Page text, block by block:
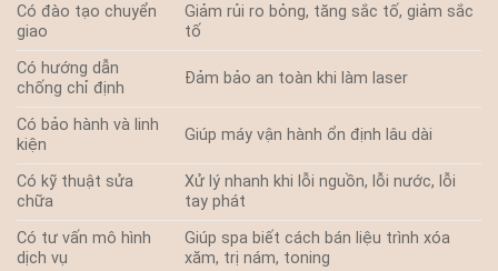
Có đào tạo chuyển
giao
Giảm rủi ro bỏng, tăng sắc tố, giảm sắc
tố
Có hướng dẫn
chống chỉ định
Đảm bảo an toàn khi làm laser
Có bảo hành và linh
kiện
Giúp máy vận hành ổn định lâu dài
Có kỹ thuật sửa
chữa
Xử lý nhanh khi lỗi nguồn, lỗi nước, lỗi
tay phát
Có tư vấn mô hình
dịch vụ
Giúp spa biết cách bán liệu trình xóa
xăm, trị nám, toning